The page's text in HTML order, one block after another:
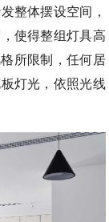
整体摆设空间，
使得整组灯具高
所限制，任何居
灯光，依照光线